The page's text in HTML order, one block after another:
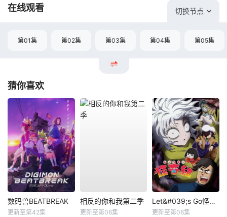
在线观看 切换节点
第01集 第02集 第03集 第04集 第05集
猜你喜欢
数码兽BEATBREAK
更新至第42集
相反的你和我第二季
更新至第06集
Let&#039;s Go怪奇组
更新至第06集